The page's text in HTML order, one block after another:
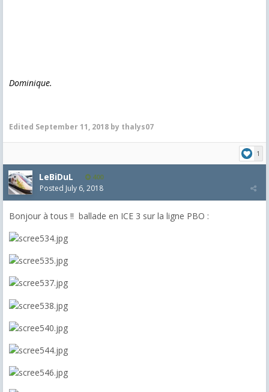
Dominique.
Edited September 11, 2018 by thalys07
1
LeBiDuL 400
Posted July 6, 2018
Bonjour à tous !! ballade en ICE 3 sur la ligne PBO :